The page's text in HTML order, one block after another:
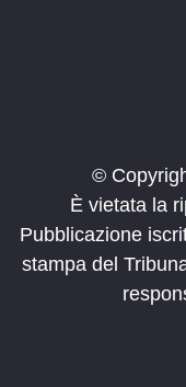
©
È vietata la
Pubblicazione
stampa del